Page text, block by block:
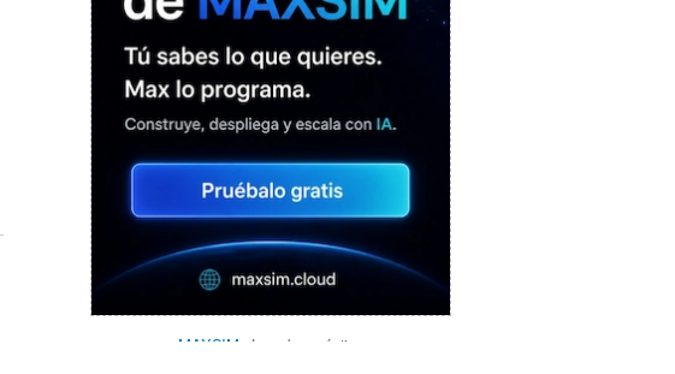
MAXSIM - La nube agéntica